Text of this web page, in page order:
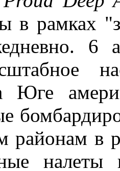
в рамках
6
в
налеты